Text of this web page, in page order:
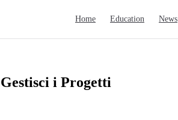
Home Education News
Gestisci i Progetti